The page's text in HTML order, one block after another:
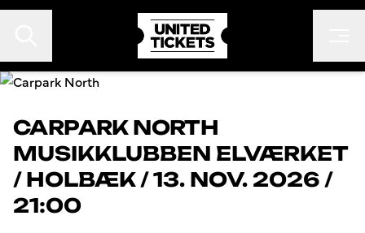
EVENTS
CARPARK NORTH
MUSIKKLUBBEN ELVÆRKET
/ HOLBÆK / 13. NOV. 2026 /
21:00